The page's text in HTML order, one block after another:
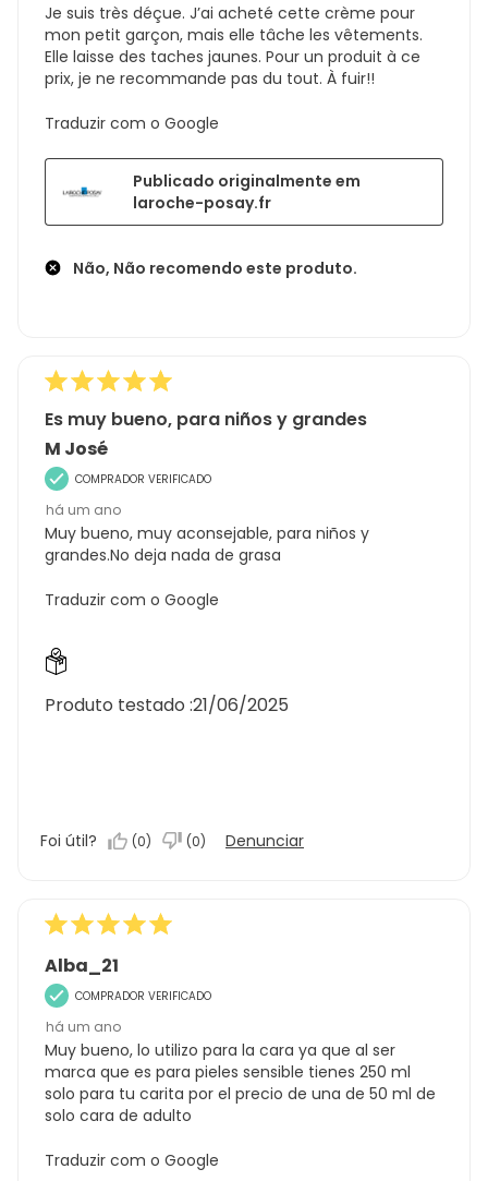
Je suis très déçue. J’ai acheté cette crème pour
mon petit garçon, mais elle tâche les vêtements.
Elle laisse des taches jaunes. Pour un produit à ce
prix, je ne recommande pas du tout. À fuir!!
Traduzir com o Google
Não, Não recomendo este produto.
Publicado originalmente em
laroche-posay.fr
Es muy bueno, para niños y grandes
M José
COMPRADOR VERIFICADO
há um ano
Muy bueno, muy aconsejable, para niños y
grandes.No deja nada de grasa
Traduzir com o Google
Produto testado :21/06/2025
Foi útil? (0) (0) Denunciar
Alba_21
COMPRADOR VERIFICADO
há um ano
Muy bueno, lo utilizo para la cara ya que al ser
marca que es para pieles sensible tienes 250 ml
solo para tu carita por el precio de una de 50 ml de
solo cara de adulto
Traduzir com o Google